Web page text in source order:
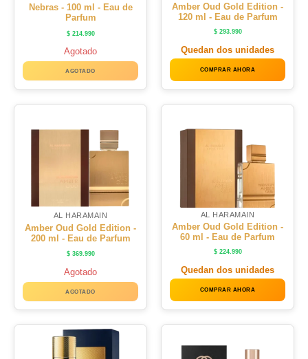
Nebras - 100 ml - Eau de
Parfum
$214.990
Agotado
AGOTADO
Amber Oud Gold Edition -
120 ml - Eau de Parfum
$293.990
Quedan dos unidades
COMPRAR AHORA
AL HARAMAIN
Amber Oud Gold Edition -
200 ml - Eau de Parfum
$369.990
Agotado
AGOTADO
AL HARAMAIN
Amber Oud Gold Edition -
60 ml - Eau de Parfum
$224.990
Quedan dos unidades
COMPRAR AHORA